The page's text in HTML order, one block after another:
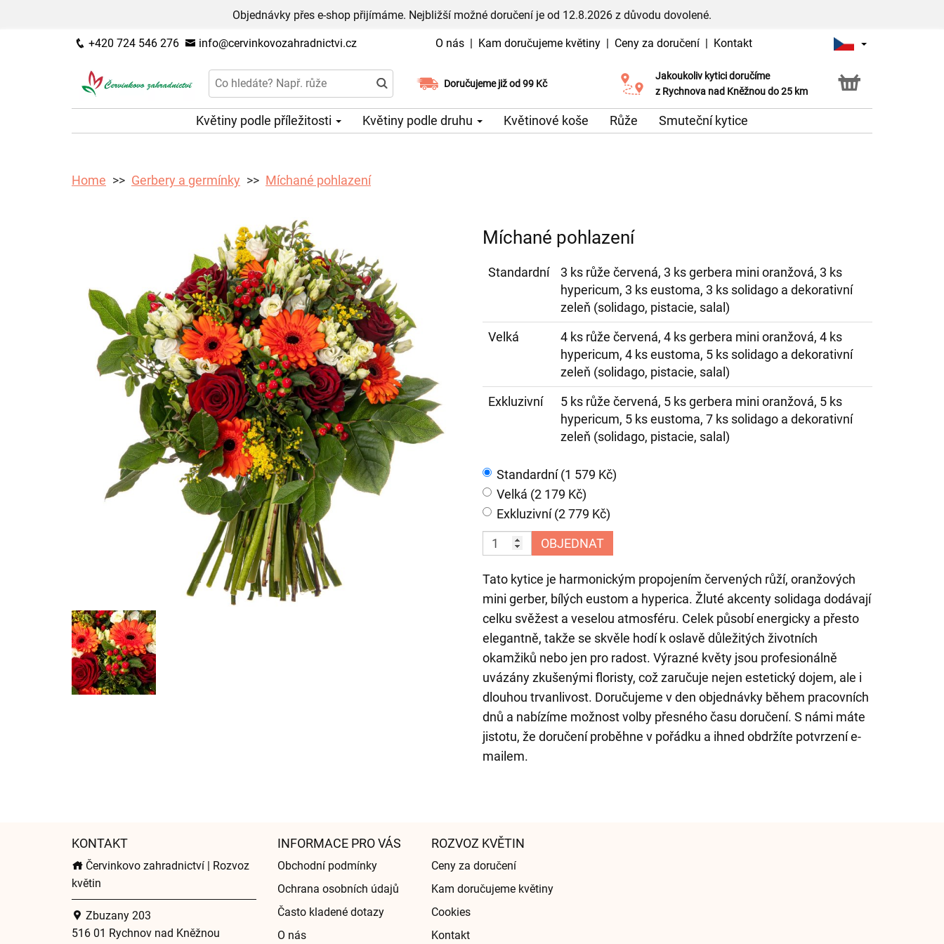
Objednávky přes e-shop přijímáme. Nejbližší možné doručení je od 12.8.2026 z důvodu dovolené.
+420 724 546 276 info@cervinkovozahradnictvi.cz O nás | Kam doručujeme květiny | Ceny za doručení | Kontakt
Doručujeme již od 99 Kč
Možný výběr času a dne doručení
Jakoukoliv kytici doručíme
z Rychnova nad Kněžnou do 25 km
Možnost vyzvednout v naší květince
Květiny podle příležitosti Květiny podle druhu Květinové koše Růže Smuteční kytice
Home Gerbery a germínky Míchané pohlazení
Míchané pohlazení
Standardní
3 ks růže červená, 3 ks gerbera mini oranžová, 3 ks
hypericum, 3 ks eustoma, 3 ks solidago a dekorativní
zeleň (solidago, pistacie, salal)
Velká
4 ks růže červená, 4 ks gerbera mini oranžová, 4 ks
hypericum, 4 ks eustoma, 5 ks solidago a dekorativní
zeleň (solidago, pistacie, salal)
Exkluzivní
5 ks růže červená, 5 ks gerbera mini oranžová, 5 ks
hypericum, 5 ks eustoma, 7 ks solidago a dekorativní
zeleň (solidago, pistacie, salal)
Standardní (1 579 Kč)
Velká (2 179 Kč)
Exkluzivní (2 779 Kč)
OBJEDNAT
Tato kytice je harmonickým propojením červených růží, oranžových
mini gerber, bílých eustom a hyperica. Žluté akcenty solidaga dodávají
celku svěžest a veselou atmosféru. Celek působí energicky a přesto
elegantně, takže se skvěle hodí k oslavě důležitých životních
okamžiků nebo jen pro radost. Výrazné květy jsou profesionálně
uvázány zkušenými floristy, což zaručuje nejen estetický dojem, ale i
dlouhou trvanlivost. Doručujeme v den objednávky během pracovních
dnů a nabízíme možnost volby přesného času doručení. S námi máte
jistotu, že doručení proběhne v pořádku a ihned obdržíte potvrzení e-
mailem.
KONTAKT
Červinkovo zahradnictví | Rozvoz
květin
Zbuzany 203
516 01 Rychnov nad Kněžnou
INFORMACE PRO VÁS
Obchodní podmínky
Ochrana osobních údajů
Často kladené dotazy
O nás
ROZVOZ KVĚTIN
Ceny za doručení
Kam doručujeme květiny
Cookies
Kontakt